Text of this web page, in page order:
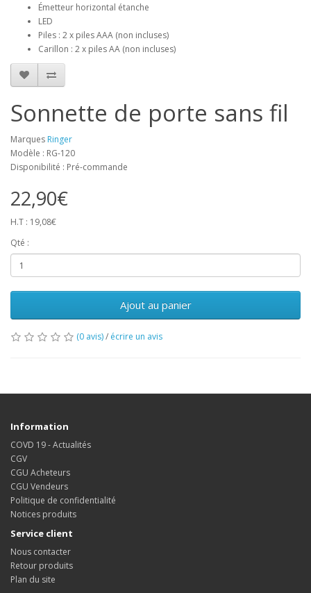
Émetteur horizontal étanche
LED
Piles : 2 x piles AAA (non incluses)
Carillon : 2 x piles AA (non incluses)
Sonnette de porte sans fil
Marques Ringer
Modèle : RG-120
Disponibilité : Pré-commande
22,90€
H.T : 19,08€
Qté :
Ajout au panier
(0 avis)/ écrire un avis
Information
COVD 19 - Actualités
CGV
CGU Acheteurs
CGU Vendeurs
Politique de confidentialité
Notices produits
Service client
Nous contacter
Retour produits
Plan du site